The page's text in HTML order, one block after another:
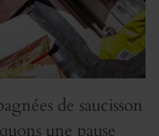
de saucisson
une pause